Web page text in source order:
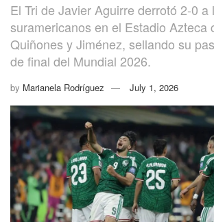
El Tri de Javier Aguirre derrotó 2-0 a
suramericanos en el Estadio Azteca
Quiñones y Jiménez, sellando su
de final del Mundial 2026.
by Marianela Rodríguez July 1, 2026